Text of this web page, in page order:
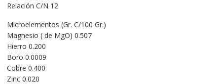
Relación C/N 12
Microelementos (Gr. C/100 Gr.)
Magnesio ( de MgO) 0.507
Hierro 0.200
Boro 0.0009
Cobre 0.400
Zinc 0.020